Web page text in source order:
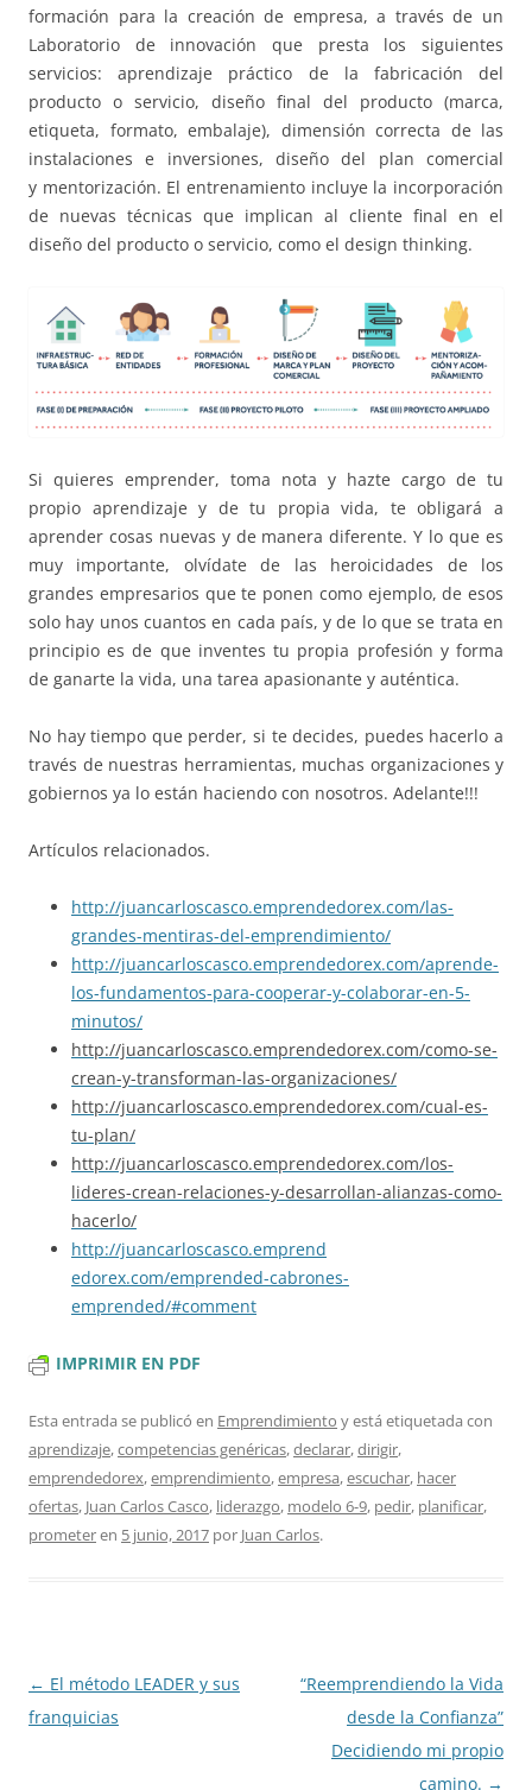
formación para la creación de empresa, a través de un
Laboratorio de innovación que presta los siguientes
servicios: aprendizaje práctico de la fabricación del
producto o servicio, diseño final del producto (marca,
etiqueta, formato, embalaje), dimensión correcta de las
instalaciones e inversiones, diseño del plan comercial
y mentorización. El entrenamiento incluye la incorporación
de nuevas técnicas que implican al cliente final en el
diseño del producto o servicio, como el design thinking.
Si quieres emprender, toma nota y hazte cargo de tu
propio aprendizaje y de tu propia vida, te obligará a
aprender cosas nuevas y de manera diferente. Y lo que es
muy importante, olvídate de las heroicidades de los
grandes empresarios que te ponen como ejemplo, de esos
solo hay unos cuantos en cada país, y de lo que se trata en
principio esde que inventes tu propia profesión y forma
de ganarte la vida, una tarea apasionante y auténtica.
No hay tiempo que perder, si te decides, puedes hacerlo a
través de nuestras herramientas, muchas organizaciones y
gobiernos ya lo están haciendo con nosotros. Adelante!!!
Artículos relacionados.
http://juancarloscasco.emprendedorex.com/las-
grandes-mentiras-del-emprendimiento/
http://juancarloscasco.emprendedorex.com/aprende-
los-fundamentos-para-cooperar-y-colaborar-en-5-
minutos/
http://juancarloscasco.emprendedorex.com/como-se-
crean-y-transforman-las-organizaciones/
http://juancarloscasco.emprendedorex.com/cual-es-
tu-plan/
http://juancarloscasco.emprendedorex.com/los-
lideres-crean-relaciones-y-desarrollan-alianzas-como-
hacerlo/
http://juancarloscasco.emprend
edorex.com/emprended-cabrones-
emprended/#comment
IMPRIMIR EN PDF
Esta entrada se publicó en Emprendimiento y está etiquetada con
aprendizaje,competencias genéricas,declarar,dirigir,
emprendedorex,emprendimiento,empresa,escuchar, hacer
ofertas, Juan Carlos Casco, liderazgo, modelo 6-9, pedir, planificar,
prometeren 5 junio, 2017 por Juan Carlos.
Navegación
de
← El método LEADER y sus
franquicias
“Reemprendiendo la Vida
desde la Confianza”
Decidiendo mi propio
camino. →